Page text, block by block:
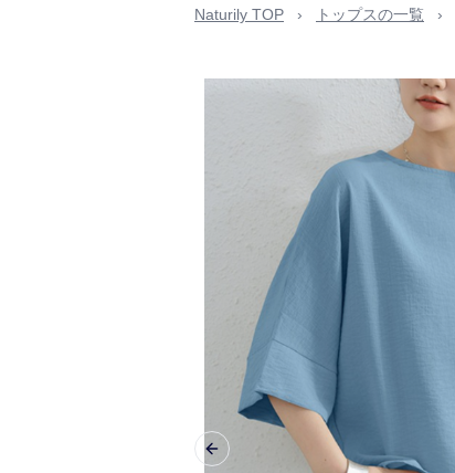
Naturily TOP › トップスの一覧 ›
Previous slide